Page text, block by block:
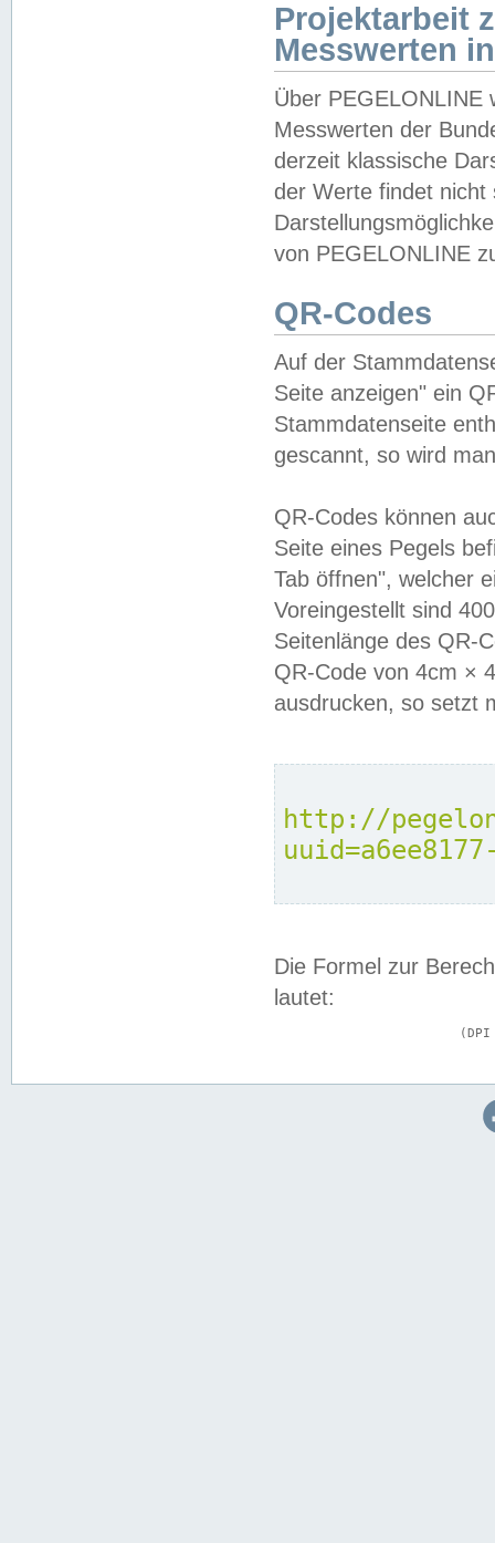
Projektarbeit
Messwerten
Über PEGELONLINE
Messwerten der
derzeit klassische
der Werte findet
von PEGELONLINE
QR-Codes
Auf der
Seite anzeigen" ein
Stammdatenseite
gescannt, so wird
QR-Codes können
Seite eines Pegels
Tab öffnen", welcher
Voreingestellt sind
Seitenlänge des QR-
QR-Code von 4cm ×
ausdrucken, so setzt
http://
Die Formel zur
lautet: